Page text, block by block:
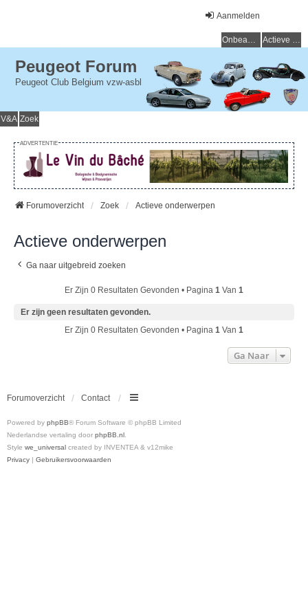
Aanmelden
Onbeantwoorde onderwerpen Actieve onderwerpen
Peugeot Forum
Peugeot Club Belgium vzw-asbl
V&A Zoek
ADVERTENTIE
Forumoverzicht Zoek Actieve onderwerpen
Actieve onderwerpen
Ga naar uitgebreid zoeken
Er Zijn 0 Resultaten Gevonden • Pagina 1 Van 1
Er zijn geen resultaten gevonden.
Er Zijn 0 Resultaten Gevonden • Pagina 1 Van 1
Ga Naar
Forumoverzicht Contact
Powered by phpBB® Forum Software © phpBB Limited
Nederlandse vertaling door phpBB.nl.
Style we_universal created by INVENTEA & v12mike
Privacy | Gebruikersvoorwaarden